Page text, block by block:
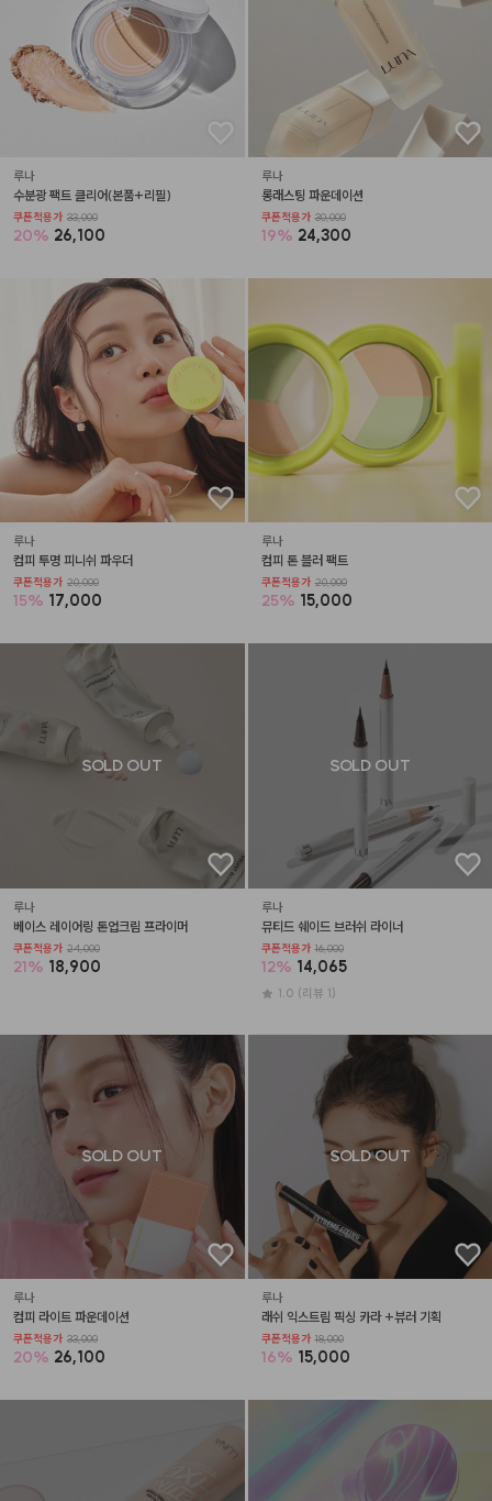
루나
수분광 팩트 클리어(본품+리필)
쿠폰적용가 33,000
20% 26,100
루나
롱래스팅 파운데이션
쿠폰적용가 30,000
19% 24,300
루나
컴피 투명 피니쉬 파우더
쿠폰적용가 20,000
15% 17,000
루나
컴피 톤 블러 팩트
쿠폰적용가 20,000
25% 15,000
SOLD OUT
루나
베이스 레이어링 톤업크림 프라이머
쿠폰적용가 24,000
21% 18,900
SOLD OUT
루나
뮤티드 쉐이드 브러쉬 라이너
쿠폰적용가 16,000
12% 14,065
1.0 (리뷰 1)
SOLD OUT
루나
컴피 라이트 파운데이션
쿠폰적용가 33,000
20% 26,100
SOLD OUT
루나
래쉬 익스트림 픽싱 카라 +뷰러 기획
쿠폰적용가 18,000
16% 15,000